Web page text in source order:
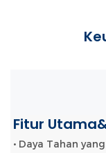
Fitur
• Daya Tahan